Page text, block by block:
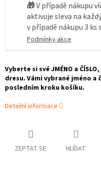
🎁V případě nákupu
aktivuje sleva na
v případě nákupu 3
Podmínky akce
Vyberte si své JMÉNO a
dresu. Vámi vybrané jméno a
posledním kroku košíku.
Detailní informace
ZEPTAT SE HLÍDAT